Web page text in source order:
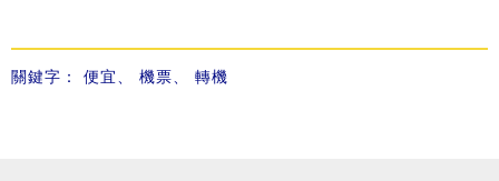
關鍵字： 便宜 機票 轉機